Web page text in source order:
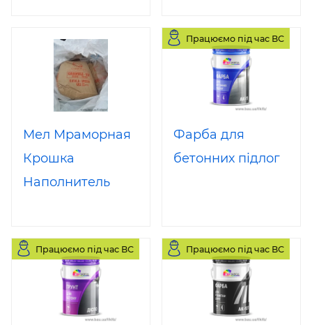
Мел Мраморная
Крошка
Наполнитель
Працюємо під час ВС
Фарба для
бетонних підлог
Працюємо під час ВС Працюємо під час ВС